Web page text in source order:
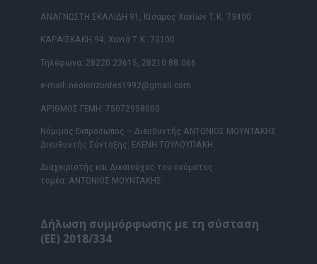
ΑΝΑΓΝΩΣΤΗ ΣΚΑΛΙΔΗ 91, Κίσαμος Χανίων Τ.Κ. 73400
ΚΑΡΑΪΣΚΑΚΗ 94, Χανιά Τ.Κ. 73100
Τηλέφωνα: 28220 23615, 28210 88.066
e-mail: neoiorizontes1992@gmail.com
ΑΡΙΘΜΟΣ ΓΕΜΗ: 75072958000
Νόμιμος Εκπρόσωπος – Διευθυντής ΑΝΤΩΝΙΟΣ ΜΟΥΝΤΑΚΗΣ
Διευθυντής Σύνταξης: ΕΛΕΝΗ ΤΟΥΛΟΥΠΑΚΗ
Διαχειριστής και Δικαιούχος του ονόματος
τομέα: ΑΝΤΩΝΙΟΣ ΜΟΥΝΤΑΚΗΣ
Δήλωση συμμόρφωσης με τη σύσταση
(ΕΕ) 2018/334